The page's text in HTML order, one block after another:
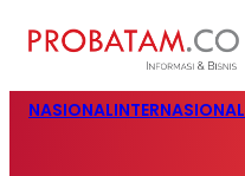
NASIONALINTERNASIONAL